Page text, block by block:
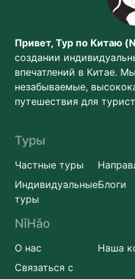
Привет, Тур по Китаю
создании
впечатлений в Китае.
незабываемые,
путешествия для
Туры
Частные туры
Индивидуальные
туры
Блоги
NǐHǎo
О нас Наша
Связаться с